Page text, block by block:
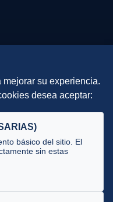
su experiencia.
desea aceptar:
básico del sitio. El
sin estas